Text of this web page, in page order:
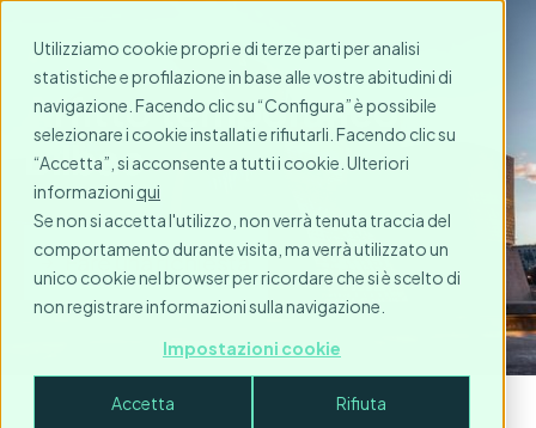
Utilizziamo cookie propri e di terze parti per analisi
statistiche e profilazione in base alle vostre abitudini di
navigazione. Facendo clic su “Configura” è possibile
selezionare i cookie installati e rifiutarli. Facendo clic su
“Accetta”, si acconsente a tutti i cookie. Ulteriori
informazioni qui
Se non si accetta l'utilizzo, non verrà tenuta traccia del
comportamento durante visita, ma verrà utilizzato un
unico cookie nel browser per ricordare che si è scelto di
non registrare informazioni sulla navigazione.
Impostazioni cookie
Accetta Rifiuta
Affitto temporaneo a
Bilbao
Fare una richiesta